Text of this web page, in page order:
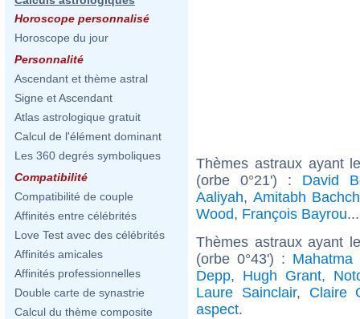
Horoscope personnalisé
Horoscope du jour
Personnalité
Ascendant et thème astral
Signe et Ascendant
Atlas astrologique gratuit
Calcul de l'élément dominant
Les 360 degrés symboliques
Compatibilité
Compatibilité de couple
Affinités entre célébrités
Love Test avec des célébrités
Affinités amicales
Affinités professionnelles
Double carte de synastrie
Calcul du thème composite
Thèmes astraux ayant
(orbe 0°21') : David
Aaliyah, Amitabh
Wood, François Bayrou
Thèmes astraux ayant
(orbe 0°43') : Mahatma
Depp, Hugh Grant,
Laure Sainclair, Claire
aspect.